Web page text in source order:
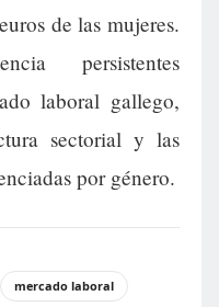
de las mujeres.
persistentes
laboral gallego,
sectorial y las
por género.
mercado laboral